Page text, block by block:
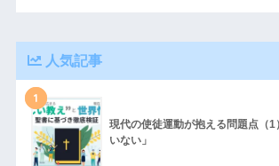
人気記事
1
現代の使徒運動が抱える問題点（
いない」